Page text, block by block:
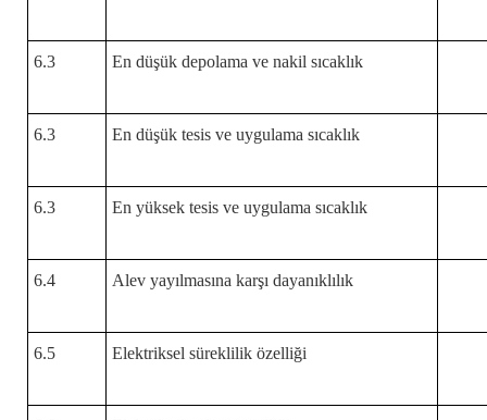
6.3 En düşük depolama ve nakil sıcaklık
6.3 En düşük tesis ve uygulama sıcaklık
6.3 En yüksek tesis ve uygulama sıcaklık
6.4 Alev yayılmasına karşı dayanıklılık
6.5 Elektriksel süreklilik özelliği